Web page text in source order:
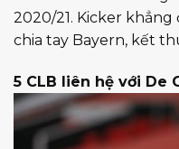
2020/21. Kicker
chia tay Bayern, kết
5 CLB liên hệ với De